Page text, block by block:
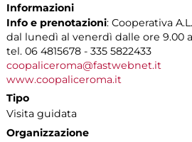
Informazioni
Info e prenotazioni: Cooperativa
dal lunedì al venerdì dalle ore 9.00
tel. 06 4815678 - 335 5822433
coopaliceroma@fastwebnet.it
www.coopaliceroma.it
Tipo
Visita guidata
Organizzazione